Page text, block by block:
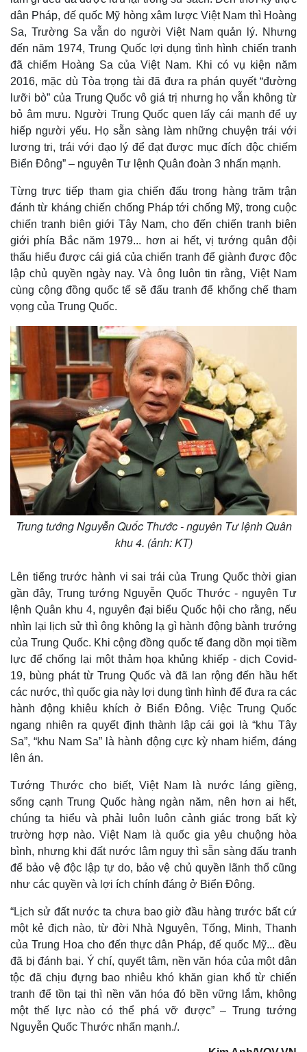
Kinh tế
Bất động sản
Khởi nghiệp
Thị trường
Giá vàng
Tiêu dùng
Tỷ giá
Chứng khoán
Giá cà phê
dân Pháp, đế quốc Mỹ hòng xâm lược Việt Nam thì Hoàng
Sa, Trường Sa vẫn do người Việt Nam quản lý. Nhưng
đến năm 1974, Trung Quốc lợi dụng tình hình chiến tranh
đã chiếm Hoàng Sa của Việt Nam. Khi có vụ kiện năm
2016, mặc dù Tòa trọng tài đã đưa ra phán quyết “đường
lưỡi bò” của Trung Quốc vô giá trị nhưng họ vẫn không từ
bỏ âm mưu. Người Trung Quốc quen lấy cái mạnh để uy
hiếp người yếu. Họ sẵn sàng làm những chuyện trái với
lương tri, trái với đạo lý để đạt được mục đích độc chiếm
Biển Đông” – nguyên Tư lệnh Quân đoàn 3 nhấn mạnh.
Từng trực tiếp tham gia chiến đấu trong hàng trăm trận
đánh từ kháng chiến chống Pháp tới chống Mỹ, trong cuộc
chiến tranh biên giới Tây Nam, cho đến chiến tranh biên
giới phía Bắc năm 1979... hơn ai hết, vị tướng quân đội
thấu hiểu được cái giá của chiến tranh để giành được độc
lập chủ quyền ngày nay. Và ông luôn tin rằng, Việt Nam
cùng cộng đồng quốc tế sẽ đấu tranh để khống chế tham
vọng của Trung Quốc.
Trung tướng Nguyễn Quốc Thước - nguyên Tư lệnh Quân
khu 4. (ảnh: KT)
Lên tiếng trước hành vi sai trái của Trung Quốc thời gian
gần đây, Trung tướng Nguyễn Quốc Thước - nguyên Tư
lệnh Quân khu 4, nguyên đại biểu Quốc hội cho rằng, nếu
nhìn lại lịch sử thì ông không lạ gì hành động bành trướng
của Trung Quốc. Khi cộng đồng quốc tế đang dồn mọi tiềm
lực để chống lại một thảm họa khủng khiếp - dịch Covid-
19, bùng phát từ Trung Quốc và đã lan rộng đến hầu hết
các nước, thì quốc gia này lợi dụng tình hình để đưa ra các
hành động khiêu khích ở Biển Đông. Việc Trung Quốc
ngang nhiên ra quyết định thành lập cái gọi là “khu Tây
Sa”, “khu Nam Sa” là hành động cực kỳ nham hiểm, đáng
lên án.
Tướng Thước cho biết, Việt Nam là nước láng giềng,
sống cạnh Trung Quốc hàng ngàn năm, nên hơn ai hết,
chúng ta hiểu và phải luôn luôn cảnh giác trong bất kỳ
trường hợp nào. Việt Nam là quốc gia yêu chuộng hòa
bình, nhưng khi đất nước lâm nguy thì sẵn sàng đấu tranh
để bảo vệ độc lập tự do, bảo vệ chủ quyền lãnh thổ cũng
như các quyền và lợi ích chính đáng ở Biển Đông.
“Lịch sử đất nước ta chưa bao giờ đầu hàng trước bất cứ
một kẻ địch nào, từ đời Nhà Nguyên, Tống, Minh, Thanh
của Trung Hoa cho đến thực dân Pháp, đế quốc Mỹ... đều
đã bị đánh bại. Ý chí, quyết tâm, nền văn hóa của một dân
tộc đã chịu đựng bao nhiêu khó khăn gian khổ từ chiến
tranh để tồn tại thì nền văn hóa đó bền vững lắm, không
một thế lực nào có thể phá vỡ được” – Trung tướng
Nguyễn Quốc Thước nhấn mạnh./.